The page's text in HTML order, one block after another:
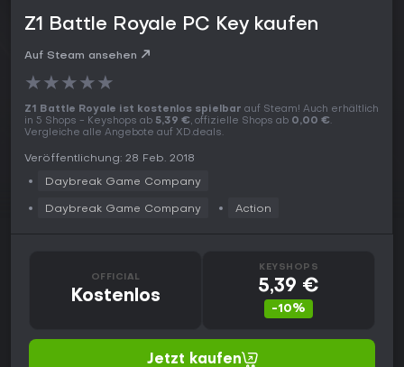
Z1 Battle Royale PC Key kaufen
Auf Steam ansehen
★★★★★
Z1 Battle Royale ist kostenlos spielbar auf Steam! Auch erhältlich
in 5 Shops - Keyshops ab 5,39 €, offizielle Shops ab 0,00 €.
Vergleiche alle Angebote auf XD.deals.
Veröffentlichung: 28 Feb. 2018
Daybreak Game Company
Daybreak Game Company Action
OFFICIAL
Kostenlos
KEYSHOPS
5,39 €
-10%
Jetzt kaufen